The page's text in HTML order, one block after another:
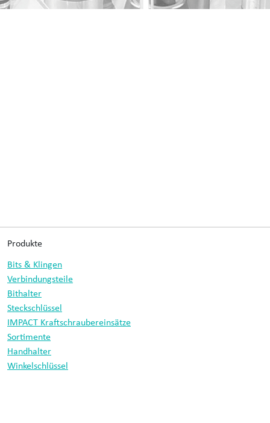
Produkte
Bits & Klingen
Verbindungsteile
Bithalter
Steckschlüssel
IMPACT Kraftschraubereinsätze
Sortimente
Handhalter
Winkelschlüssel